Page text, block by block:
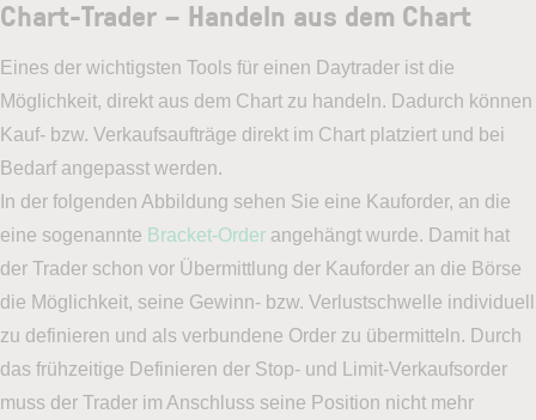
Chart-Trader – Handeln aus dem Chart
Eines der wichtigsten Tools für einen Daytrader ist die
Möglichkeit, direkt aus dem Chart zu handeln. Dadurch können
Kauf- bzw. Verkaufsaufträge direkt im Chart platziert und bei
Bedarf angepasst werden.
In der folgenden Abbildung sehen Sie eine Kauforder, an die
eine sogenannte Bracket-Order angehängt wurde. Damit hat
der Trader schon vor Übermittlung der Kauforder an die Börse
die Möglichkeit, seine Gewinn- bzw. Verlustschwelle individuell
zu definieren und als verbundene Order zu übermitteln. Durch
das frühzeitige Definieren der Stop- und Limit-Verkaufsorder
muss der Trader im Anschluss seine Position nicht mehr